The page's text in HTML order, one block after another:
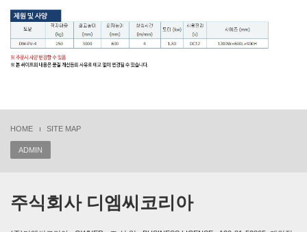
HOME SITE MAP
ADMIN
주식회사 디엠씨코리아